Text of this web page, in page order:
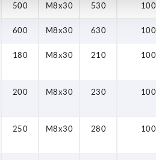
500 M8x30 530
600 M8x30 630
180 M8x30 210
200 M8x30 230
250 M8x30 280